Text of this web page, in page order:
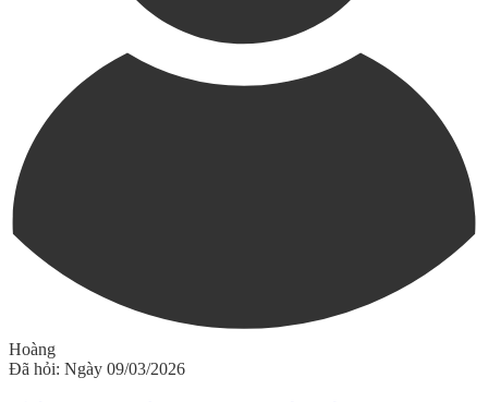
Hoàng
Đã hỏi: Ngày 09/03/2026